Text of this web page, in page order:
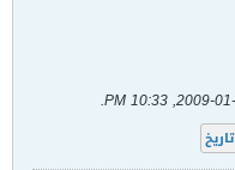
.
تاريخ